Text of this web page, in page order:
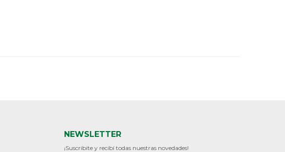
NEWSLETTER
¡Suscribite y recibí todas nuestras novedades!